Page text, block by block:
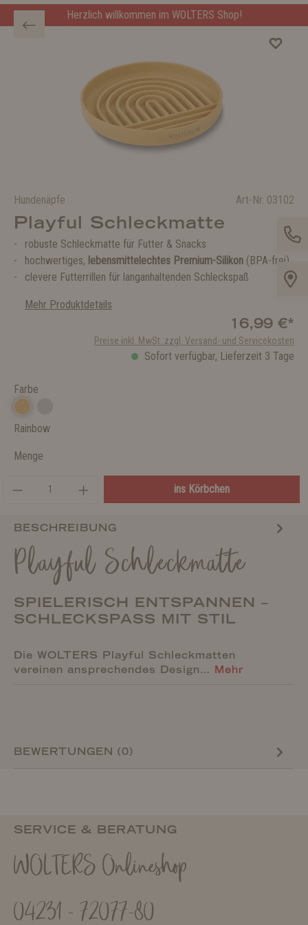
Herzlich willkommen im WOLTERS Shop!
Hundenäpfe Art-Nr. 03102
Playful Schleckmatte
robuste Schleckmatte für Futter & Snacks
hochwertiges, lebensmittelechtes Premium-Silikon (BPA-frei)
clevere Futterrillen für langanhaltenden Schleckspaß
Mehr Produktdetails
16,99 €*
Preise inkl. MwSt. zzgl. Versand- und Servicekosten
Sofort verfügbar, Lieferzeit 3 Tage
Farbe
Rainbow
Menge
ins Körbchen
BESCHREIBUNG
Playful Schleckmatte
SPIELERISCH ENTSPANNEN –
SCHLECKSPASS MIT STIL
Die WOLTERS Playful Schleckmatten
vereinen ansprechendes Design… Mehr
BEWERTUNGEN (0)
SERVICE & BERATUNG
WOLTERS Onlineshop
04231 - 72077-80